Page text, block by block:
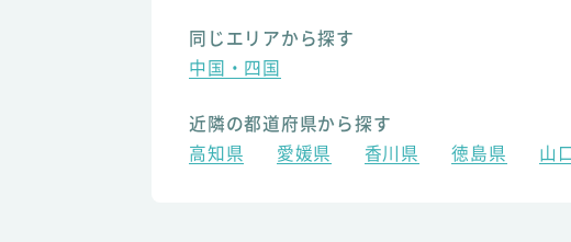
同じエリアから探す
中国・四国
近隣の都道府県から探す
高知県
愛媛県 香川県 徳島県 山